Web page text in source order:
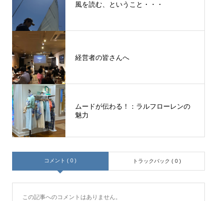
風を読む、ということ・・・
経営者の皆さんへ
ムードが伝わる！：ラルフローレンの
魅力
コメント ( 0 ) トラックバック ( 0 )
この記事へのコメントはありません。